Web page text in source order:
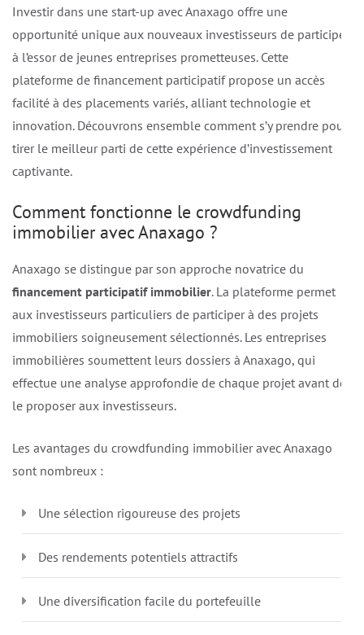
Investir dans une start-up avec Anaxago offre une
opportunité unique aux nouveaux investisseurs de participer
à l’essor de jeunes entreprises prometteuses. Cette
plateforme de financement participatif propose un accès
facilité à des placements variés, alliant technologie et
innovation. Découvrons ensemble comment s’y prendre pour
tirer le meilleur parti de cette expérience d’investissement
captivante.
Comment fonctionne le crowdfunding
immobilier avec Anaxago ?
Anaxago se distingue par son approche novatrice du
financement participatif immobilier. La plateforme permet
aux investisseurs particuliers de participer à des projets
immobiliers soigneusement sélectionnés. Les entreprises
immobilières soumettent leurs dossiers à Anaxago, qui
effectue une analyse approfondie de chaque projet avant de
le proposer aux investisseurs.
Les avantages du crowdfunding immobilier avec Anaxago
sont nombreux :
Une sélection rigoureuse des projets
Des rendements potentiels attractifs
Une diversification facile du portefeuille